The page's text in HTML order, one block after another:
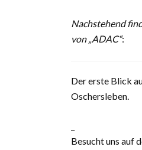
Nachstehend
von „ADAC“:
Der erste Blick
Oschersleben.
Besucht uns auf